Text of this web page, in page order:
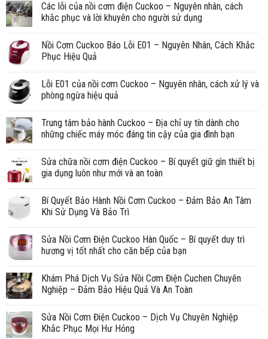
Các lỗi của nồi cơm điện Cuckoo – Nguyên nhân, cách
khắc phục và lời khuyên cho người sử dụng
Nồi Cơm Cuckoo Báo Lỗi E01 – Nguyên Nhân, Cách Khắc
Phục Hiệu Quả
Lỗi E01 của nồi cơm Cuckoo – Nguyên nhân, cách xử lý và
phòng ngừa hiệu quả
Trung tâm bảo hành Cuckoo – Địa chỉ uy tín dành cho
những chiếc máy móc đáng tin cậy của gia đình bạn
Sửa chữa nồi cơm điện Cuckoo – Bí quyết giữ gìn thiết bị
gia dụng luôn như mới và an toàn
Bí Quyết Bảo Hành Nồi Cơm Cuckoo – Đảm Bảo An Tâm
Khi Sử Dụng Và Bảo Trì
Sửa Nồi Cơm Điện Cuckoo Hàn Quốc – Bí quyết duy trì
hương vị tốt nhất cho căn bếp của bạn
Khám Phá Dịch Vụ Sửa Nồi Cơm Điện Cuchen Chuyên
Nghiệp – Đảm Bảo Hiệu Quả Và An Toàn
Sửa Nồi Cơm Điện Cuckoo – Dịch Vụ Chuyên Nghiệp
Khắc Phục Mọi Hư Hỏng